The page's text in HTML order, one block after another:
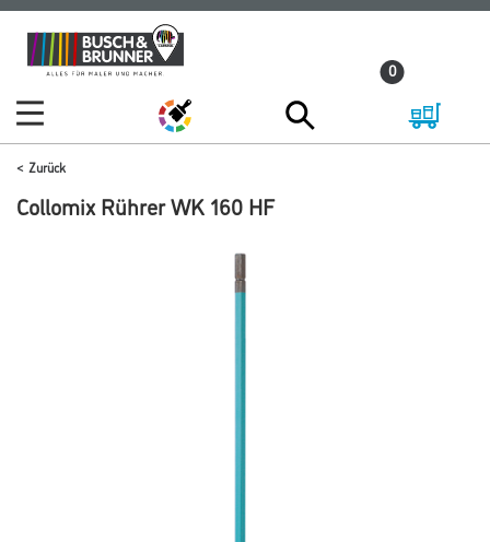
Zum
Inhalt
Zum
Navigationsmenü
0
Zurück
Collomix Rührer WK 160 HF